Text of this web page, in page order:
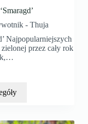
- Thuja
Najpopularniejszych
przez cały rok